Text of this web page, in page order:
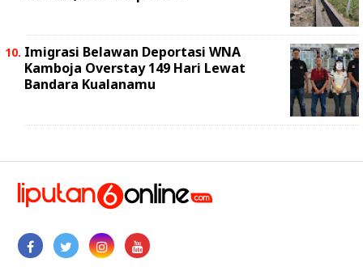
Imigrasi Belawan Deportasi WNA
Kamboja Overstay 149 Hari Lewat
Bandara Kualanamu